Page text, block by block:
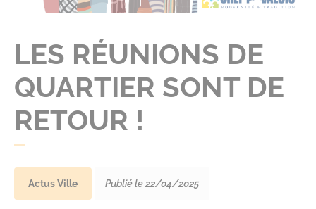
LES RÉUNIONS DE
QUARTIER SONT DE
RETOUR !
Actus Ville Publié le 22/04/2025